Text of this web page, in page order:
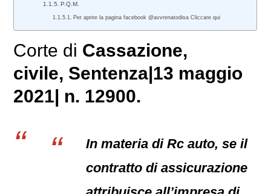
P.Q.M.
Per aprire la pagina facebook @avvrenatodisa Cliccare qui
Corte di Cassazione,
civile, Sentenza|13 maggio
2021| n. 12900.
In materia di Rc auto, se il
contratto di assicurazione